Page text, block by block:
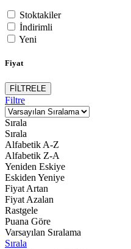
Stoktakiler
İndirimli
Yeni
Fiyat
FİLTRELE
Filtre
Sırala
Sırala
Alfabetik A-Z
Alfabetik Z-A
Yeniden Eskiye
Eskiden Yeniye
Fiyat Artan
Fiyat Azalan
Rastgele
Puana Göre
Varsayılan Sıralama
Sırala